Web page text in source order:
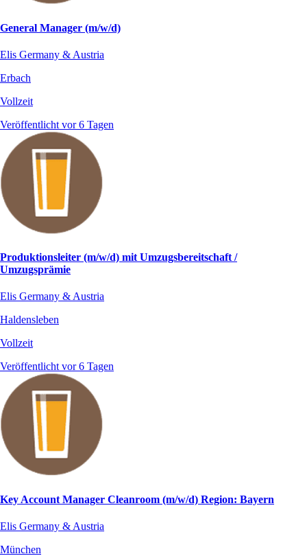
General Manager (m/w/d)
Elis Germany & Austria
Erbach
Vollzeit
Veröffentlicht vor 6 Tagen
Produktionsleiter (m/w/d) mit Umzugsbereitschaft /
Umzugsprämie
Elis Germany & Austria
Haldensleben
Vollzeit
Veröffentlicht vor 6 Tagen
Key Account Manager Cleanroom (m/w/d) Region: Bayern
Elis Germany & Austria
München